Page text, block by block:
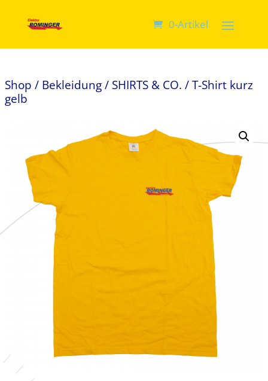
0-Artikel
Shop / Bekleidung/ SHIRTS & CO. / T-Shirt kurz
gelb